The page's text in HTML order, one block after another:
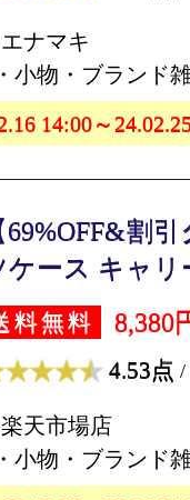
ナマキ
小物・ブランド
14:00～
69%OFF&割
ケース キャリ
料無料 8,380
4.53点 /
天市場店
小物・ブランド